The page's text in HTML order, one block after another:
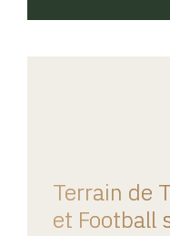
Terrain de
et Football